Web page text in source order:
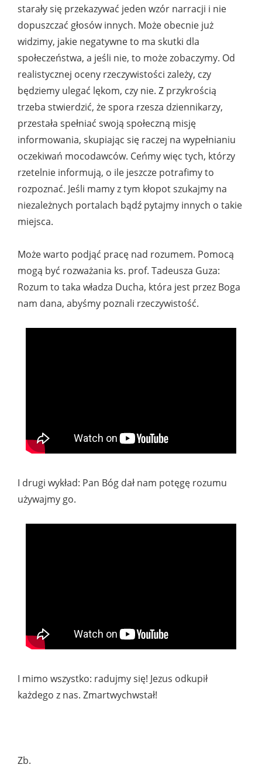
starały się przekazywać jeden wzór narracji i nie
dopuszczać głosów innych. Może obecnie już
widzimy, jakie negatywne to ma skutki dla
społeczeństwa, a jeśli nie, to może zobaczymy. Od
realistycznej oceny rzeczywistości zależy, czy
będziemy ulegać lękom, czy nie. Z przykrością
trzeba stwierdzić, że spora rzesza dziennikarzy,
przestała spełniać swoją społeczną misję
informowania, skupiając się raczej na wypełnianiu
oczekiwań mocodawców. Ceńmy więc tych, którzy
rzetelnie informują, o ile jeszcze potrafimy to
rozpoznać. Jeśli mamy z tym kłopot szukajmy na
niezależnych portalach bądź pytajmy innych o takie
miejsca.
Może warto podjąć pracę nad rozumem. Pomocą
mogą być rozważania ks. prof. Tadeusza Guza:
Rozum to taka władza Ducha, która jest przez Boga
nam dana, abyśmy poznali rzeczywistość.
I drugi wykład: Pan Bóg dał nam potęgę rozumu
używajmy go.
I mimo wszystko: radujmy się! Jezus odkupił
każdego z nas. Zmartwychwstał!
Zb.